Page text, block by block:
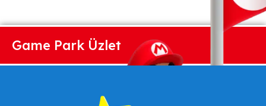
Game Park Üzlet